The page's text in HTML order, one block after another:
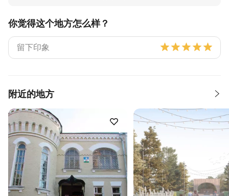
你觉得这个地方怎么样？
附近的地方